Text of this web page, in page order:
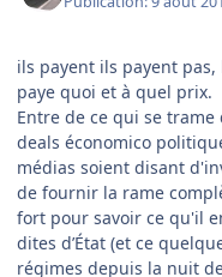
ils payent ils payent
paye quoi et à quel prix.
Entre de ce qui se
deals économico
médias soient disant
de fournir la rame
fort pour savoir ce qu'il
dites d’État (et ce
régimes depuis la nuit